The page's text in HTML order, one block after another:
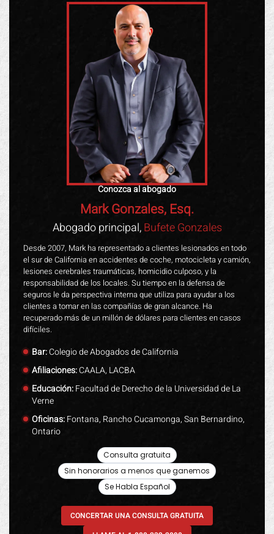
Conozca al abogado
Mark Gonzales, Esq.
Abogado principal,Bufete Gonzales
Desde 2007, Mark ha representado a clientes lesionados en todo
el sur de California en accidentes de coche, motocicleta y camión,
lesiones cerebrales traumáticas, homicidio culposo, y la
responsabilidad de los locales. Su tiempo en la defensa de
seguros le da perspectiva interna que utiliza para ayudar a los
clientes a tomar en las compañías de gran alcance. Ha
recuperado más de un millón de dólares para clientes en casos
difíciles.
Bar:Colegio de Abogados de California
Afiliaciones:CAALA, LACBA
Educación:Facultad de Derecho de la Universidad de La
Verne
Oficinas:Fontana, Rancho Cucamonga, San Bernardino,
Ontario
Consulta gratuita
Sin honorarios a menos que ganemos
Se Habla Español
CONCERTAR UNA CONSULTA GRATUITA